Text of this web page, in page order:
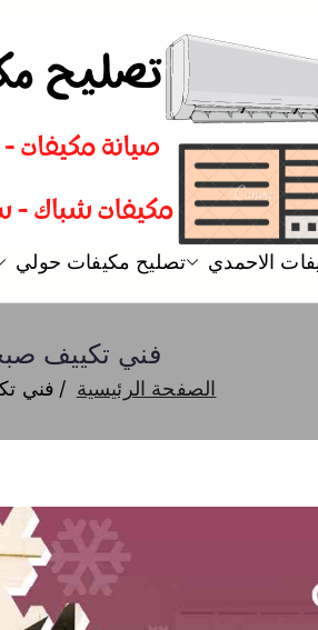
فني الاحمدي تصليح مكيفات حولي
فني تكييف
الصفحة الرئيسية فني